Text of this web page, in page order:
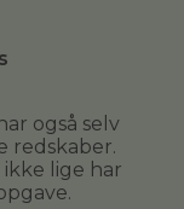
også selv
redskaber.
lige har